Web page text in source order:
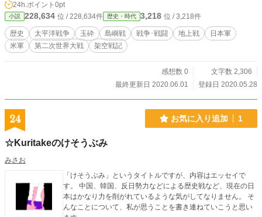
24h.ポイント 0pt
小説 228,634 位 / 228,634件 歴史・時代 3,218 位 / 3,218件
歴史 太平洋戦争 玉砕 島嶼戦 戦争･戦闘 地上戦
日本軍
米軍
第二次世界大戦 架空戦記
感想数 0
文字数 2,306
最終更新日 2020.06.01
登録日 2020.05.28
24 お気に入り追加 1
☆Kuritakeのけそうぶみ
みさお
「けそうぶみ」というタイトルですが、内容はエッセイで
す。 中国、韓国、反日勢力などによる歴史戦など、現在の日
本はかなり力を削がれているような気がしてなりません。 そ
んなことについて、私が思うことを書き連ねていこうと思い